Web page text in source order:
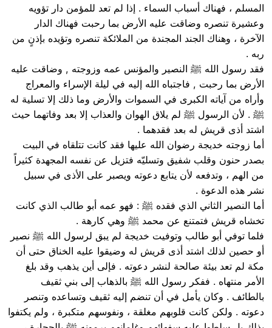
المسلم ، فهناك أسباب السماء . إذا لم تعد للمؤمن دار تؤويه
وعشيرة تنصره وضاقت عليه الأرض بما رحبت فهناك الدار
الآخرة ، وهناك الجند المجندة من الملائكة تنصره وتؤيده بإذنٍ من
ربه .
فقد رسول الله ﷺ النصير والمؤنس عمه وزوجته , وضاقت عليه
الأرض بما رحبت , فاجتباه الله إليه في ليلة الإسراء والمعراج
وأراه من آياته الكبرى في السموات والأرض وما ذلك إلا تسلية له
ﷺ . لأن الرسول ﷺ لم يلاق الهوان والعذاب إلا بعد وفاتهما حيث
اشتد أذى قريش له بعد فقدهما .
أما زوجته خديجة رضوان الله عليها فقد كانت تتلقاه في البيت
بصدر حنون وقلب شفيق وتسليّه فتزيل عن نفسه المجهدة كثيراً
من الهم ، وتدفعه لأن يتابع دعوته ويصبر على الأذى في سبيل
نشر هذه الدعوة .
أما النصير الثاني الذي فقده ﷺ : فهو عمه أبو طالب الذي كانت
تخشاه قريش فتمتنع عن محمد ﷺ وهي كارهة .
فلما توفي أبو طالب وتوفيت خديجة لم يبق لرسول الله ﷺ نصير
أو حصين لذلك اشتد أذى قريش له وضيقوا عليه الخناق حتى أن
مكة لم تعد بيئة صالحة لنشر دعوته . فإلى أين يذهب وقد بلغ
الأمر منتهاه . ففكر رسول الله ﷺ بالذهاب إلى بني ثقيف
بالطائف . وكان يأمل في أن تنضم إليه ثقيف وتساعده وتنصر
دعوته . ولكن كانت قلوبهم مغلقة ، ونفوسهم متكبرة ، ولم يكتفوا